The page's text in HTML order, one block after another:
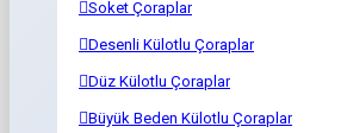
Soket Çoraplar
Desenli Külotlu Çoraplar
Düz Külotlu Çoraplar
Büyük Beden Külotlu Çoraplar